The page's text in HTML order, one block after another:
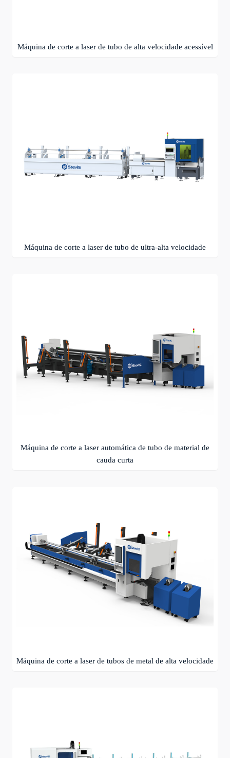
Máquina de corte a laser de tubo de alta velocidade acessível
Máquina de corte a laser de tubo de ultra-alta velocidade
Máquina de corte a laser automática de tubo de material de
cauda curta
Máquina de corte a laser de tubos de metal de alta velocidade